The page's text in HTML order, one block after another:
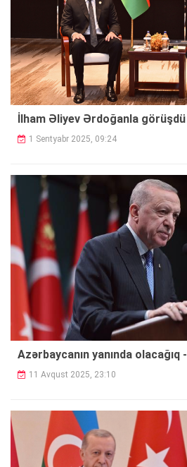
İlham Əliyev Ərdoğanla görüşdü
1 Sentyabr 2025, 09:24
Azərbaycanın yanında olacağıq -
11 Avqust 2025, 23:10